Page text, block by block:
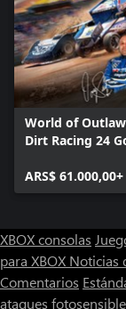
World of
Dirt Racing 24
ARS$ 61.000,00+
XBOX consolas
para XBOX Noticias
Comentarios
ataques